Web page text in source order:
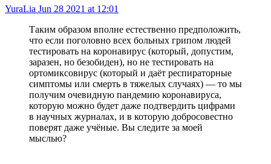
YuraLia Jun 28 2021 at 12:01
Таким образом вполне естественно предположить,
что если поголовно всех больных грипом людей
тестировать на коронавирус (который, допустим,
заразен, но безобиден), но не тестировать на
ортомиксовирус (который и даёт респираторные
симптомы или смерть в тяжелых случаях) — то мы
получим очевидную пандемию коронавируса,
которую можно будет даже подтвердить цифрами
в научных журналах, и в которую добросовестно
поверят даже учёные. Вы следите за моей
мыслью?